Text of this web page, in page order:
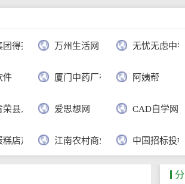
团得邦工程塑料有限公司
万州生活网 无忧无虑中
件 厦门中药厂有限公司阿姨帮
荣县人民政府爱思想网 CAD自学网
糕店加盟官网江南农村商业银行 中国招标投